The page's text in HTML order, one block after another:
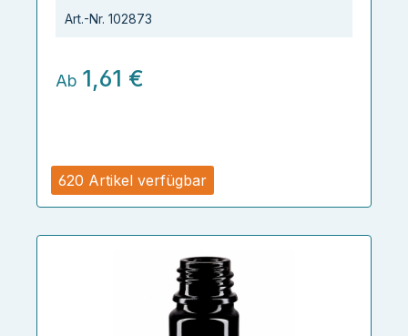
620 Artikel verfügbar
Art.-Nr. 102873
Ab 1,61 €